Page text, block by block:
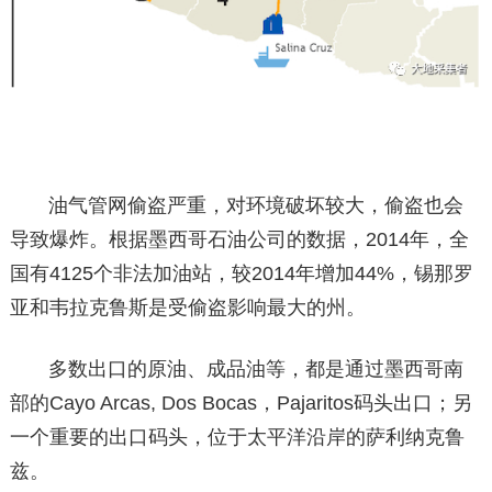
油气管网偷盗严重，对环境破坏较大，偷盗也会
导致爆炸。根据墨西哥石油公司的数据，2014年，全
国有4125个非法加油站，较2014年增加44%，锡那罗
亚和韦拉克鲁斯是受偷盗影响最大的州。
多数出口的原油、成品油等，都是通过墨西哥南
部的Cayo Arcas, Dos Bocas，Pajaritos码头出口；另
一个重要的出口码头，位于太平洋沿岸的萨利纳克鲁
兹。